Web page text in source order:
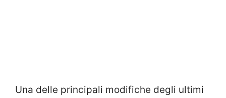
Una delle principali modifiche degli ultimi